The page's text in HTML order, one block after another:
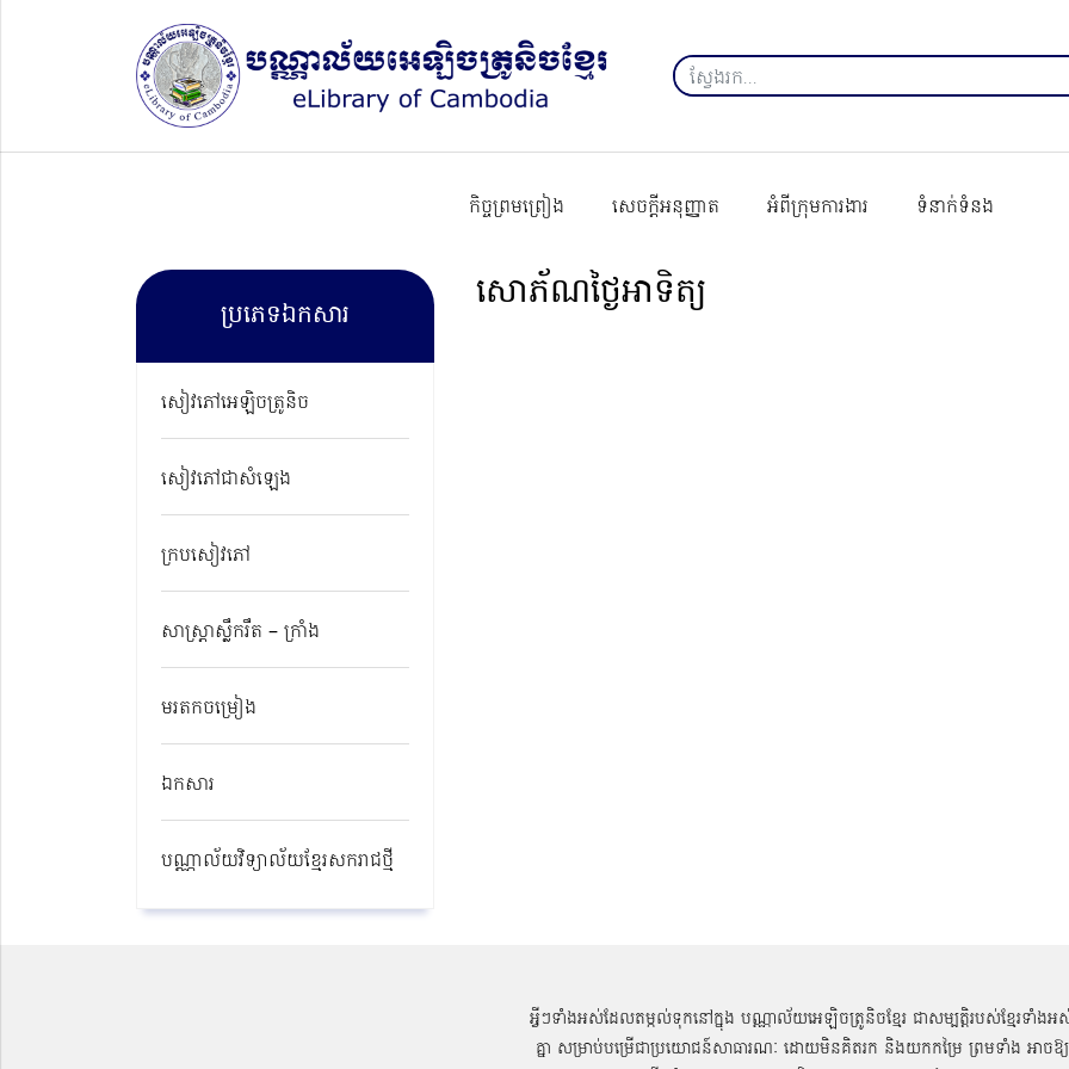
កិច្ចព្រមព្រៀង សេចក្ដីអនុញ្ញាត អំពីក្រុមការងារ ទំនាក់ទំនង
ប្រភេទឯកសារ
សៀវភៅអេឡិចត្រូនិច
សៀវភៅជាសំឡេង
ក្របសៀវភៅ
សាស្ត្រាស្លឹករឹត – ក្រាំង
មរតកចម្រៀង
ឯកសារ
បណ្ណាល័យវិទ្យាល័យខ្មែរសករាជថ្មី​
សោភ័ណថ្ងៃអាទិត្យ
អ្វីៗទាំងអស់ដែលតម្កល់ទុកនៅក្នុង បណ្ណាល័យអេឡិចត្រូនិចខ្មែរ ជាសម្បតិ្តរបស់ខ្មែរទាំងអ
គ្នា សម្រាប់បម្រើជាប្រយោជន៍សាធារណៈ ដោយមិនគិតរក និងយកកម្រៃ ព្រមទាំង អាចឱ្យ